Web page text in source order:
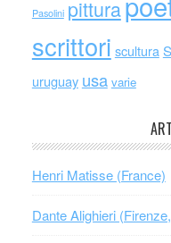
Pasolini pittura
scrittori scultura
uruguay usa varie
Henri Matisse (France)
Dante Alighieri